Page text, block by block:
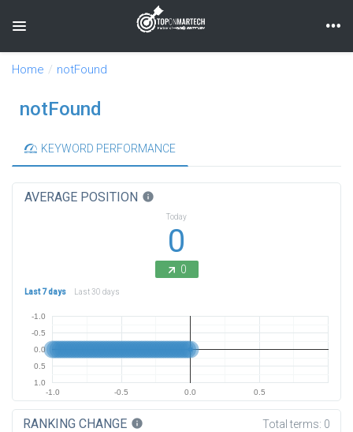
Toggle navigation
Home notFound
notFound
KEYWORD PERFORMANCE
AVERAGE POSITION info
Today
0
0
Last 7 days Last 30 days
-1.0 -0.5 0.0 0.5
-1.0
-0.5
0.0
0.5
1.0
RANKING CHANGE info Total terms: 0